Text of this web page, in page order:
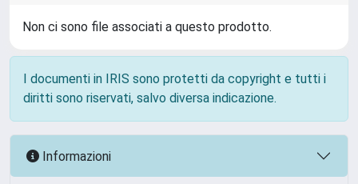
Non ci sono file associati a questo prodotto.
I documenti in IRIS sono protetti da copyright e tutti i
diritti sono riservati, salvo diversa indicazione.
Informazioni